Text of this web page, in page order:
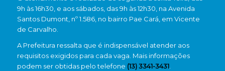
9h às 16h30, e aos sábados, das 9h às 12h30, na Avenida
Santos Dumont, nº 1.586, no bairro Pae Cará, em Vicente
de Carvalho.
A Prefeitura ressalta que é indispensável atender aos
requisitos exigidos para cada vaga. Mais informações
podem ser obtidas pelo telefone (13) 3341-3431.